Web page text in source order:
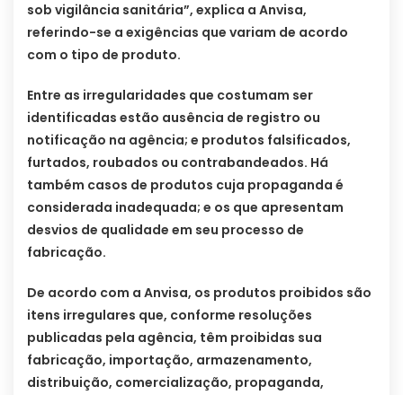
sob vigilância sanitária”, explica a Anvisa,
referindo-se a exigências que variam de acordo
com o tipo de produto.
Entre as irregularidades que costumam ser
identificadas estão ausência de registro ou
notificação na agência; e produtos falsificados,
furtados, roubados ou contrabandeados. Há
também casos de produtos cuja propaganda é
considerada inadequada; e os que apresentam
desvios de qualidade em seu processo de
fabricação.
De acordo com a Anvisa, os produtos proibidos são
itens irregulares que, conforme resoluções
publicadas pela agência, têm proibidas sua
fabricação, importação, armazenamento,
distribuição, comercialização, propaganda,